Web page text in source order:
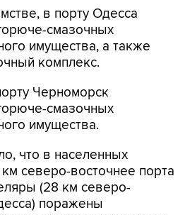
в порту Одесса
смазочных
имущества, а также
комплекс.
Черноморск
смазочных
имущества.
что в населенных
северо-восточнее порта
(28 км северо-
поражены